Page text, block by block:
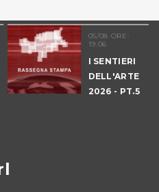
05/08 ORE:
19.06
I SENTIERI
DELL'ARTE
2026 - PT.5